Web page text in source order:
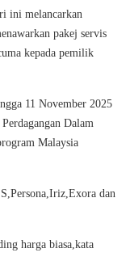
ini melancarkan
pakej servis
kepada pemilik
11 November 2025
Dalam
Malaysia
dan
harga biasa,kata